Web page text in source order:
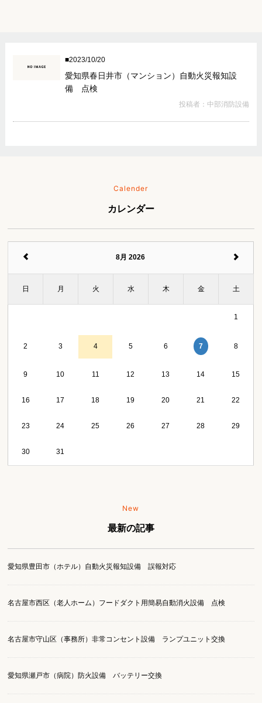
2023/10/20
愛知県春日井市（マンション）自動火災報知設
備 点検
投稿者：中部消防設備
Calender
カレンダー
8月 2026
日 月 火 水 木 金 土
1
2 3 4 5 6 7 8
9 10 11 12 13 14 15
16 17 18 19 20 21 22
23 24 25 26 27 28 29
30 31
New
最新の記事
愛知県豊田市（ホテル）自動火災報知設備 誤報対応
名古屋市西区（老人ホーム）フードダクト用簡易自動消火設備 点検
名古屋市守山区（事務所）非常コンセント設備 ランプユニット交換
愛知県瀬戸市（病院）防火設備 バッテリー交換